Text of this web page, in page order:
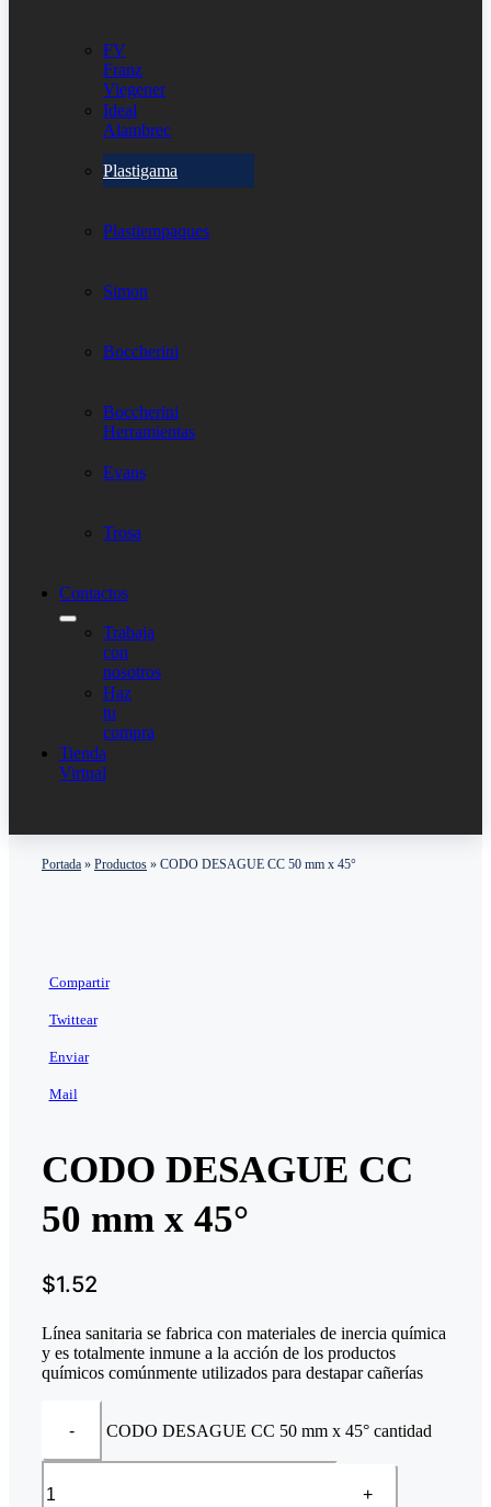
FV
Franz
Viegener
Ideal
Alambrec
Plastigama
Plastiempaques
Simon
Boccherini
Boccherini
Herramientas
Evans
Trosa
Contactos
Trabaja
con
nosotros
Haz
tu
compra
Tienda
Virtual
Portada » Productos » CODO DESAGUE CC 50 mm x 45°
Compartir
Twittear
Enviar
Mail
CODO DESAGUE CC
50 mm x 45°
$1.52
Línea sanitaria se fabrica con materiales de inercia química
y es totalmente inmune a la acción de los productos
químicos comúnmente utilizados para destapar cañerías
CODO DESAGUE CC 50 mm x 45° cantidad